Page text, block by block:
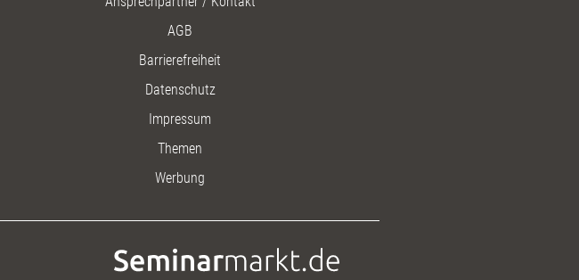
AGB
Barrierefreiheit
Datenschutz
Impressum
Themen
Werbung